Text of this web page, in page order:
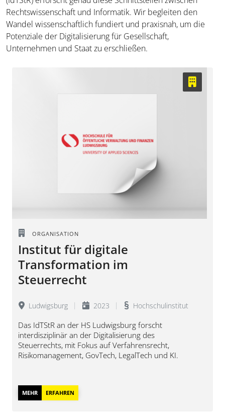
Rechtswissenschaft und Informatik. Wir begleiten den
Wandel wissenschaftlich fundiert und praxisnah, um die
Potenziale der Digitalisierung für Gesellschaft,
Unternehmen und Staat zu erschließen.
ORGANISATION
Institut für digitale
Transformation im
Steuerrecht
Ludwigsburg 2023 Hochschulinstitut
Das IdTStR an der HS Ludwigsburg forscht
interdisziplinär an der Digitalisierung des
Steuerrechts, mit Fokus auf Verfahrensrecht,
Risikomanagement, GovTech, LegalTech und KI.
MEHR ERFAHREN